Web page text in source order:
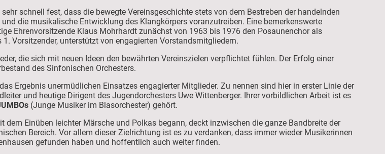
schnell fest, dass die bewegte Vereinsgeschichte stets von dem Bestreben der handelnden
die musikalische Entwicklung des Klangkörpers voranzutreiben. Eine bemerkenswerte
Ehrenvorsitzende Klaus Mohrhardt zunächst von 1963 bis 1976 den Posaunenchor als
Vorsitzender, unterstützt von engagierten Vorstandsmitgliedern.
die sich mit neuen Ideen den bewährten Vereinszielen verpflichtet fühlen. Der Erfolg einer
des Sinfonischen Orchesters.
Ergebnis unermüdlichen Einsatzes engagierter Mitglieder. Zu nennen sind hier in erster Linie der
und heutige Dirigent des Jugendorchesters Uwe Wittenberger. Ihrer vorbildlichen Arbeit ist es
(Junge Musiker im Blasorchester) gehört.
Einüben leichter Märsche und Polkas begann, deckt inzwischen die ganze Bandbreite der
Bereich. Vor allem dieser Zielrichtung ist es zu verdanken, dass immer wieder Musikerinnen
gefunden haben und hoffentlich auch weiter finden.